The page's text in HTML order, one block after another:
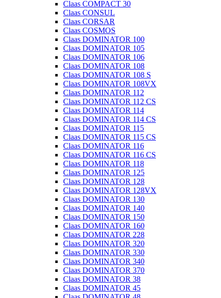
Claas COMPACT 30
Claas CONSUL
Claas CORSAR
Claas COSMOS
Claas DOMINATOR 100
Claas DOMINATOR 105
Claas DOMINATOR 106
Claas DOMINATOR 108
Claas DOMINATOR 108 S
Claas DOMINATOR 108VX
Claas DOMINATOR 112
Claas DOMINATOR 112 CS
Claas DOMINATOR 114
Claas DOMINATOR 114 CS
Claas DOMINATOR 115
Claas DOMINATOR 115 CS
Claas DOMINATOR 116
Claas DOMINATOR 116 CS
Claas DOMINATOR 118
Claas DOMINATOR 125
Claas DOMINATOR 128
Claas DOMINATOR 128VX
Claas DOMINATOR 130
Claas DOMINATOR 140
Claas DOMINATOR 150
Claas DOMINATOR 160
Claas DOMINATOR 228
Claas DOMINATOR 320
Claas DOMINATOR 330
Claas DOMINATOR 340
Claas DOMINATOR 370
Claas DOMINATOR 38
Claas DOMINATOR 45